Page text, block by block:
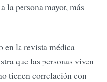
la persona mayor, más
en la revista médica
que las personas viven
tienen correlación con